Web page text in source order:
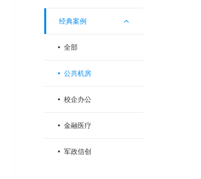
经典案例
全部
公共机房
校企办公
金融医疗
军政信创